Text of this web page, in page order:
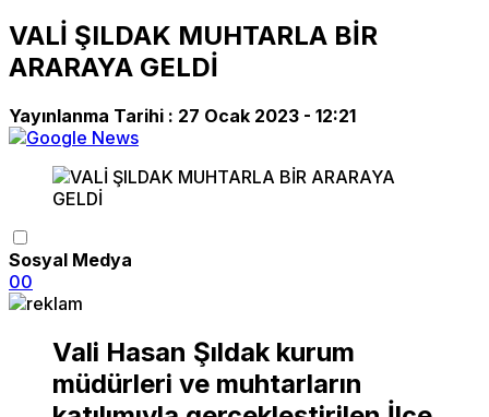
VALİ ŞILDAK MUHTARLA BİR
ARARAYA GELDİ
Yayınlanma Tarihi : 27 Ocak 2023 - 12:21
Sosyal Medya
00
Vali Hasan Şıldak kurum
müdürleri ve muhtarların